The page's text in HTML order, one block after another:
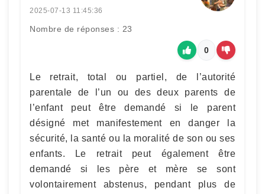
2025-07-13 11:45:36
Nombre de réponses : 23
0
Le retrait, total ou partiel, de l’autorité
parentale de l’un ou des deux parents de
l’enfant peut être demandé si le parent
désigné met manifestement en danger la
sécurité, la santé ou la moralité de son ou ses
enfants. Le retrait peut également être
demandé si les père et mère se sont
volontairement abstenus, pendant plus de